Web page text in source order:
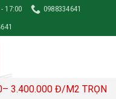
17:00
0988334641
GÓI 4,500,000-